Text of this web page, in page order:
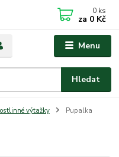
Menu
Hledat
0 ks
za 0 Kč
výtažky Pupalka